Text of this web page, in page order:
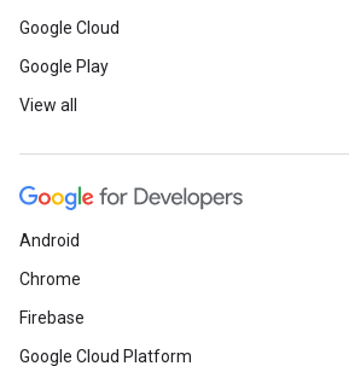
Google Cloud
Google Play
View all
Android
Chrome
Firebase
Google Cloud Platform